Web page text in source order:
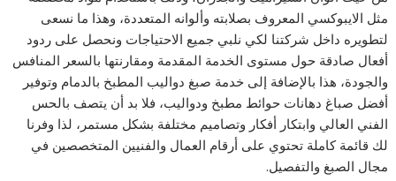
مثل الايبوكسي المعروف بصلابته وألوانه المتعددة، وهذا ما نسعى
لتطويره داخل شركتنا لكي نلبي جميع الاحتياجات ونحصل على ردود
أفعال صادقة حول مستوى الخدمة المقدمة ومقارنتها بالسعر المنافس
والجودة، هذا بالإضافة إلى خدمة صبغ دواليب المطبخ بالدمام وتوفير
أفضل صباغ دهانات حوائط مطبخ ودواليب، فلا بد أن يتصف بالحس
الفني العالي وابتكار أفكار وتصاميم مختلفة بشكل مستمر، لذا وفرنا
لك قائمة كاملة تحتوي على أرقام العمال والفنيين المتخصصين في
مجال الصبغ والتفصيل.